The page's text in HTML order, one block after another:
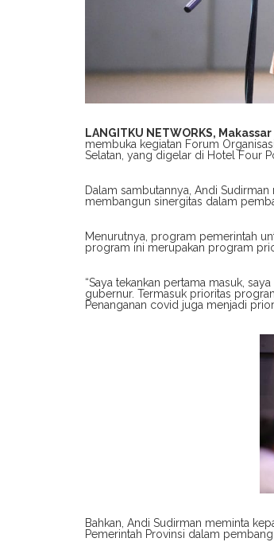
LANGITKU NETWORKS, Makassar
membuka kegiatan Forum
Selatan, yang digelar di Hotel Four
Dalam sambutannya, Andi
membangun sinergitas dalam
Menurutnya, program pemerintah
program ini merupakan program
“Saya tekankan pertama masuk,
gubernur. Termasuk prioritas
Penanganan covid juga menjadi
Bahkan, Andi Sudirman meminta
Pemerintah Provinsi dalam